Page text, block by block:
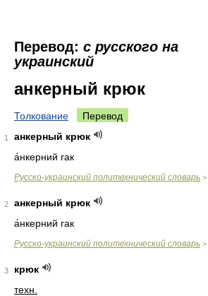
Перевод: с русского на
украинский
анкерный крюк
Толкование Перевод
1
анкерный крюк
а́нкерний гак
Русско-украинский политехнический словарь >
2
анкерный крюк
а́нкерний гак
Русско-украинский политехнический словарь >
3
крюк
техн.